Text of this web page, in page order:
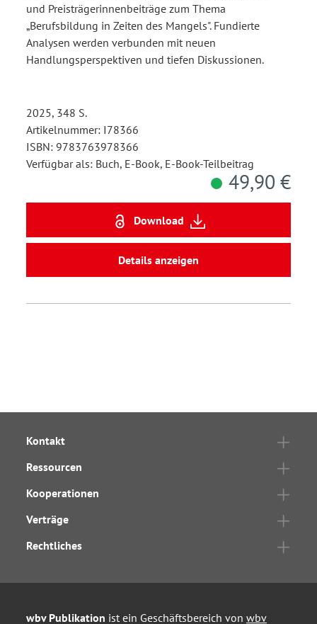
und Preisträgerinnenbeiträge zum Thema
„Berufsbildung in Zeiten des Mangels". Fundierte
Analysen werden verbunden mit neuen
Handlungsperspektiven und tiefen Diskussionen.
2025, 348 S.
Artikelnummer: I78366
ISBN: 9783763978366
Verfügbar als: Buch, E-Book, E-Book-Teilbeitrag
49,90 €
Download
Details anzeigen
Kontakt
Ressourcen
Kooperationen
Verträge
Rechtliches
wbv Publikation ist ein Geschäftsbereich von wbv